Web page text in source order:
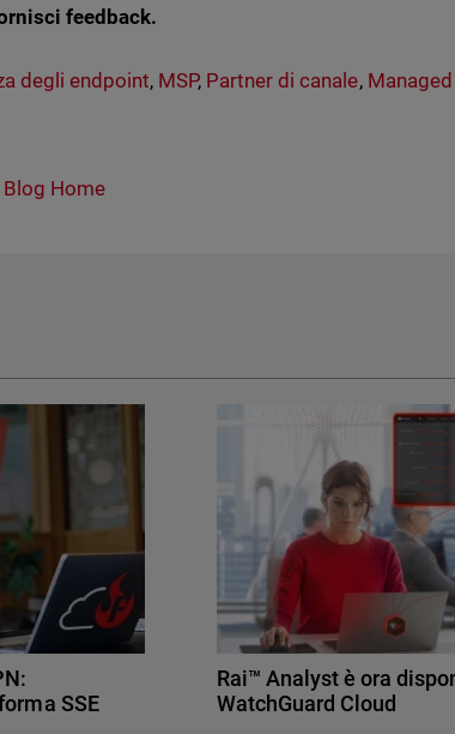
feedback.
degli endpoint, MSP, Partner di canale, Managed
Blog Home
SSE
Rai™ Analyst è ora
WatchGuard Cloud